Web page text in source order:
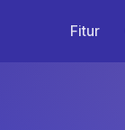
Fitur